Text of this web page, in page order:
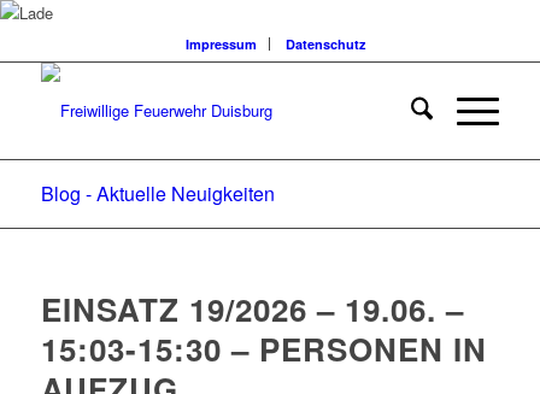
Impressum Datenschutz
Blog - Aktuelle Neuigkeiten
EINSATZ 19/2026 – 19.06. –
15:03-15:30 – PERSONEN IN